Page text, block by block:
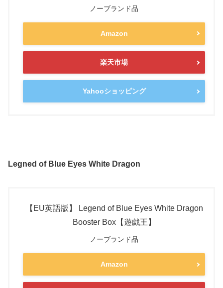
ノーブランド品
Amazon
楽天市場
Yahooショッピング
Legned of Blue Eyes White Dragon
【EU英語版】 Legend of Blue Eyes White Dragon
Booster Box【遊戯王】
ノーブランド品
Amazon